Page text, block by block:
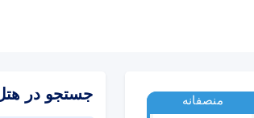
منصفانه جستجو در هتل